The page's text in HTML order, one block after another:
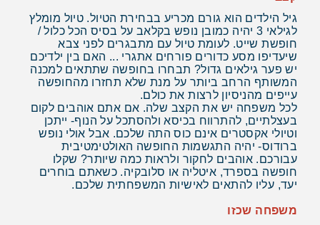
גיל הילדים הוא גורם מכריע בבחירת הטיול. טיול מומלץ
לגילאי 3 יהיה כמובן נופש בקלאב על בסיס הכל כלול /
חופשת שייט. לעומת טיול עם מתבגרים לפני צבא
שיעדיפו מסע כדורים פורחים אתגרי ... האם בין ילדיכם
יש פער גילאים גדול? תבחרו בחופשה שתתאים למכנה
המשותף הרחב ביותר על מנת שלא תחזרו מהחופשה
עייפים מהניסיון לרצות את כולם.
לכל משפחה יש את הקצב שלה. אם אתם אוהבים לקום
בעצלתיים, להתרווח בכיסא ולהסתכל על הנוף- ייתכן
וטיולי אקסטרים אינם כוס התה שלכם. אבל אולי נופש
ברודוס- יהיה התגשמות החופשה האולטימטיבית
עבורכם. אוהבים לחקור ולראות כמה שיותר? שקלו
חופשה בספרד, איטליה או סלובקיה. כשאתם בוחרים
יעד, עליו להתאים לאישיות המשפחתית שלכם.
משפחה שכזו